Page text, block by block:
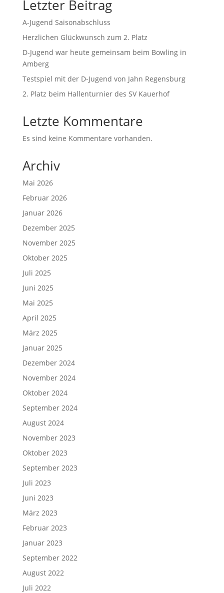
Letzter Beitrag
A-Jugend Saisonabschluss
Herzlichen Glückwunsch zum 2. Platz
D-Jugend war heute gemeinsam beim Bowling in
Amberg
Testspiel mit der D-Jugend von Jahn Regensburg
2. Platz beim Hallenturnier des SV Kauerhof
Letzte Kommentare
Es sind keine Kommentare vorhanden.
Archiv
Mai 2026
Februar 2026
Januar 2026
Dezember 2025
November 2025
Oktober 2025
Juli 2025
Juni 2025
Mai 2025
April 2025
März 2025
Januar 2025
Dezember 2024
November 2024
Oktober 2024
September 2024
August 2024
November 2023
Oktober 2023
September 2023
Juli 2023
Juni 2023
März 2023
Februar 2023
Januar 2023
September 2022
August 2022
Juli 2022